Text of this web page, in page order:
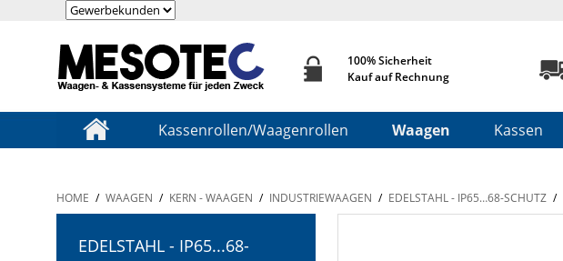
100% Sicherheit
Kauf auf Rechnung
Kassenrollen/Waagenrollen Waagen Kassen
HOME / WAAGEN / KERN - WAAGEN / INDUSTRIEWAAGEN / EDELSTAHL - IP65…68-SCHUTZ /
EDELSTAHL - IP65...68-